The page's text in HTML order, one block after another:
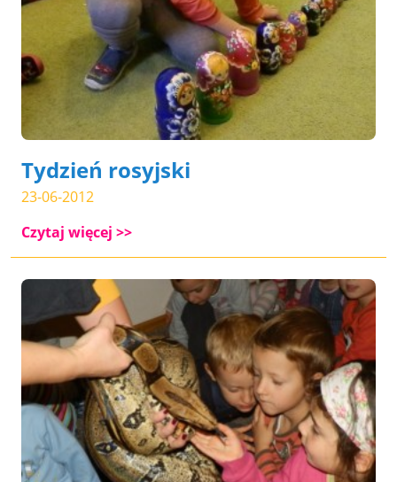
Tydzień rosyjski
23-06-2012
Czytaj więcej